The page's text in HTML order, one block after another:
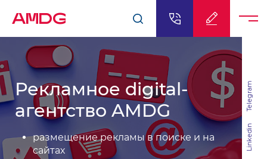
AMDG
Linkedin
Telegram
Рекламное digital-
агентство AMDG
размещение рекламы в поиске и на
сайтах